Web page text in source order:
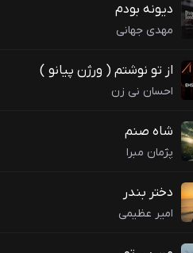
دیونه بودم
مهدی جهانی
از تو نوشتم ( ورژن پیانو )
احسان نی زن
شاه صنم
پژمان مبرا
دختر بندر
امیر عظیمی